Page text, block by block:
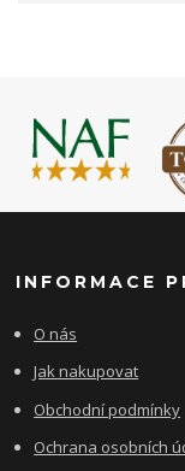
INFORMACE
O nás
Jak nakupovat
Obchodní podmínky
Ochrana osobních